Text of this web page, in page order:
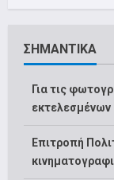
ΣΗΜΑΝΤΙΚΑ
Για τις
εκτελεσμένων
Επιτροπή